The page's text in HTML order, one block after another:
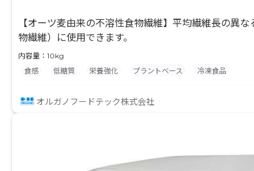
【オーツ麦由来の不溶性食物繊維】平均繊維長の異
物繊維）に使用できます。
内容量：10kg
食感
低糖質 栄養強化 プラントベース 冷凍食品
オルガノフードテック株式会社